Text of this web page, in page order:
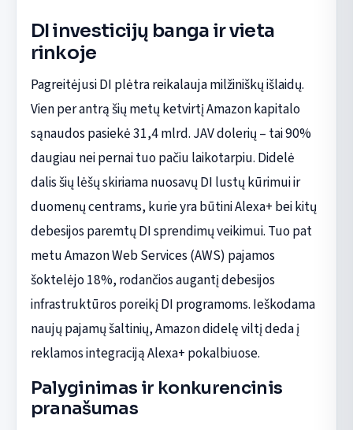
DI investicijų banga ir vieta
rinkoje
Pagreitėjusi DI plėtra reikalauja milžiniškų išlaidų.
Vien per antrą šių metų ketvirtį Amazon kapitalo
sąnaudos pasiekė 31,4 mlrd. JAV dolerių – tai 90%
daugiau nei pernai tuo pačiu laikotarpiu. Didelė
dalis šių lėšų skiriama nuosavų DI lustų kūrimui ir
duomenų centrams, kurie yra būtini Alexa+ bei kitų
debesijos paremtų DI sprendimų veikimui. Tuo pat
metu Amazon Web Services (AWS) pajamos
šoktelėjo 18%, rodančios augantį debesijos
infrastruktūros poreikį DI programoms. Ieškodama
naujų pajamų šaltinių, Amazon didelę viltį deda į
reklamos integraciją Alexa+ pokalbiuose.
Palyginimas ir konkurencinis
pranašumas